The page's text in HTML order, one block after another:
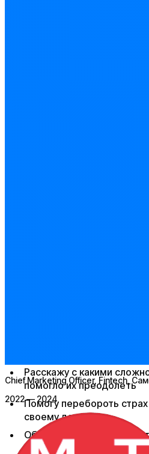
Расскажу с какими
помогло их преодолеть
Помогу перебороть
своему делу
Обсудим, как начать
текущего работодателя
Chief Marketing Officer, Fintech ,
2022 — 2024